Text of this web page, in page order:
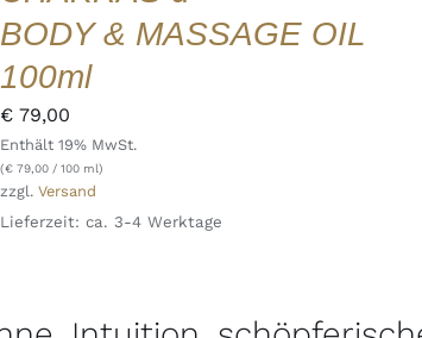
BODY & MASSAGE OIL
100ml
€79,00
Enthält 19% MwSt.
(€79,00/ 100 ml)
zzgl. Versand
Lieferzeit: ca. 3-4 Werktage